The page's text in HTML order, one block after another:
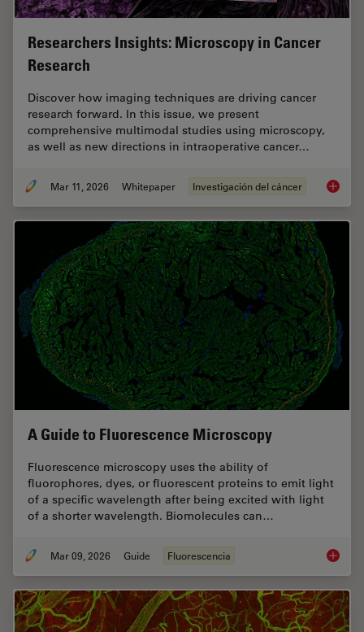
Researchers Insights: Microscopy in Cancer
Research
Discover how imaging techniques are driving cancer
research forward. In this issue, we present
comprehensive multimodal studies using microscopy,
as well as new directions in intraoperative cancer…
Mar 11, 2026 Whitepaper Investigación del cáncer
A Guide to Fluorescence Microscopy
Fluorescence microscopy uses the ability of
fluorophores, dyes, or fluorescent proteins to emit light
of a specific wavelength after being excited with light
of a shorter wavelength. Biomolecules can…
Mar 09, 2026 Guide Fluorescencia A